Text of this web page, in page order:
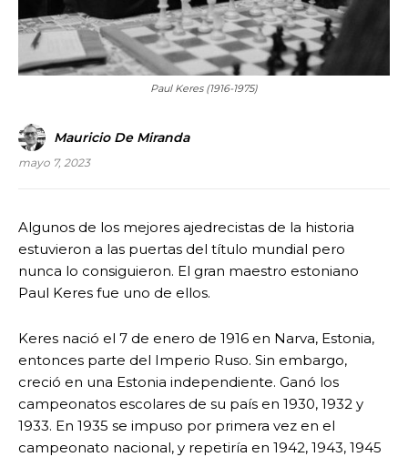
Paul Keres (1916-1975)
Mauricio De Miranda
mayo 7, 2023
Algunos de los mejores ajedrecistas de la historia
estuvieron a las puertas del título mundial pero
nunca lo consiguieron. El gran maestro estoniano
Paul Keres fue uno de ellos.
Keres nació el 7 de enero de 1916 en Narva, Estonia,
entonces parte del Imperio Ruso. Sin embargo,
creció en una Estonia independiente. Ganó los
campeonatos escolares de su país en 1930, 1932 y
1933. En 1935 se impuso por primera vez en el
campeonato nacional, y repetiría en 1942, 1943, 1945